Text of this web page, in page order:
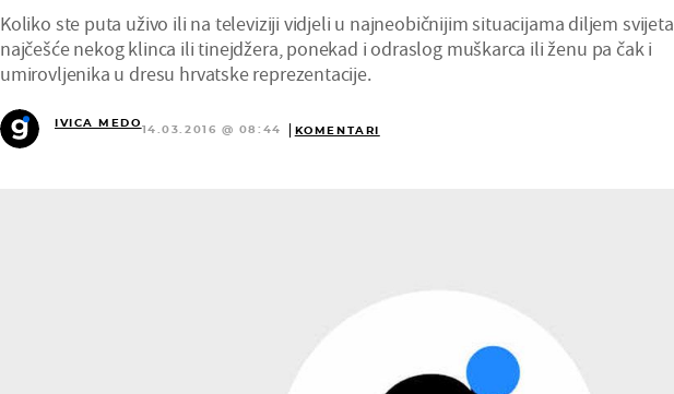
Koliko ste puta uživo ili na televiziji vidjeli u najneobičnijim situacijama diljem svijeta
najčešće nekog klinca ili tinejdžera, ponekad i odraslog muškarca ili ženu pa čak i
umirovljenika u dresu hrvatske reprezentacije.
IVICA MEDO
14.03.2016 @ 08:44 KOMENTARI